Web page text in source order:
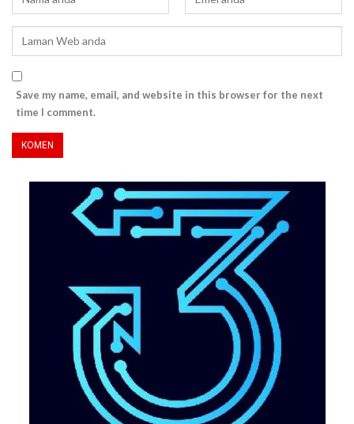
Save my name, email, and website in this browser for the next
time I comment.